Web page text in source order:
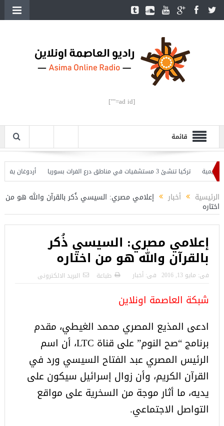
[ad id=""]
قائمة
تركيا تنشئ 3 مستشفيات في مناطق درع الفرات بسوريا
أردوغان يفتتح
الرئيسية أخبار إعلامي مصري: السيسي ذُكر بالقرآن والله هو من
اختاره
إعلامي مصري: السيسي ذُكر
بالقرآن والله هو من اختاره
فى: مايو 13, 2016 فى: أخبار طباعة البريد الالكترونى
شبكة العاصمة اونلاين
ادعى المذيع المصري محمد الغيطي، مقدم
برنامج “صح النوم” على قناة LTC، أن اسم
الرئيس المصري عبد الفتاح السيسي ورد في
القرآن الكريم، وأن زوال إسرائيل سيكون على
يديه، ما أثار موجة من السخرية على مواقع
التواصل الاجتماعي.